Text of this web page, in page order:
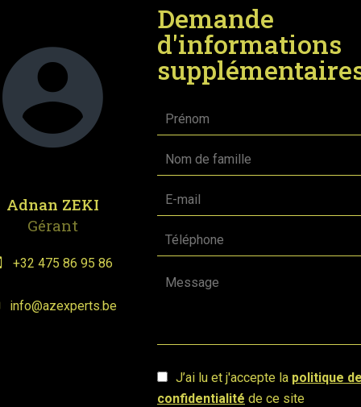
Adnan ZEKI
Gérant
+32 475 86 95 86
info@azexperts.be
Demande
d'informations
J’ai lu et j'accepte la politique
confidentialité de ce site